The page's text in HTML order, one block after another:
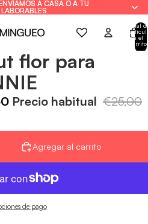
A CASA O A TU
A CASA O A TU
Total
en el
carrito:
flor para
Precio habitual €25,00
Agregar al carrito
de pago